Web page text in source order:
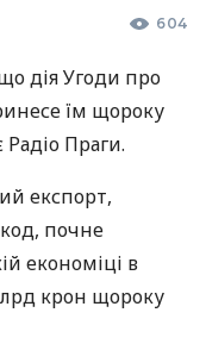
604
дія Угоди про
їм щороку
Радіо Праги.
експорт,
почне
економіці в
крон щороку